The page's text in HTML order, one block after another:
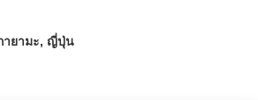
ายามะ, ญี่ปุ่น